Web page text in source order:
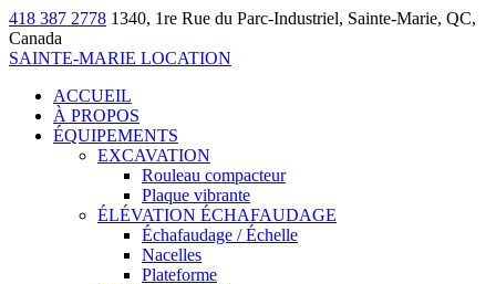
418 387 2778 1340, 1re Rue du Parc-Industriel, Sainte-Marie, QC,
Canada
SAINTE-MARIE LOCATION
ACCUEIL
À PROPOS
ÉQUIPEMENTS
EXCAVATION
Rouleau compacteur
Plaque vibrante
ÉLÉVATION ÉCHAFAUDAGE
Échafaudage / Échelle
Nacelles
Plateforme